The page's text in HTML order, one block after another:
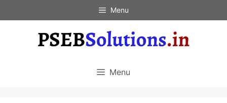
to
Menu
Menu